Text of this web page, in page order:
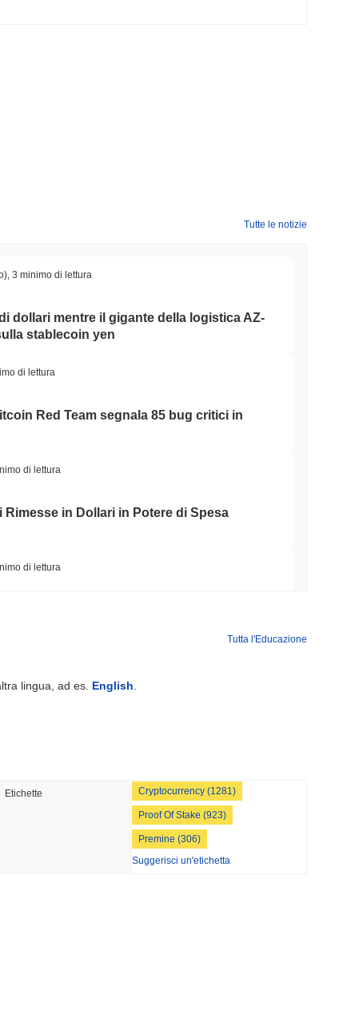
Tutte le notizie
3 minimo di lettura
dollari mentre il gigante della logistica AZ-
stablecoin yen
di lettura
Red Team segnala 85 bug critici in
di lettura
in Dollari in Potere di Spesa
di lettura
Bitcoin Dopo Che Gli Attaccanti AI
Street stanno ora garantendo la
GENIUS Act...
Tutta l'Educazione
lingua, ad es. English
Etichette Cryptocurrency (1281)
Proof Of Stake (923)
Premine (306)
Suggerisci un'etichetta